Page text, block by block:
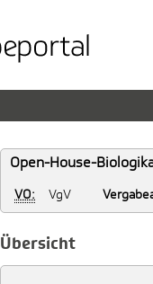
Open-House-
VO: VgV
Übersicht